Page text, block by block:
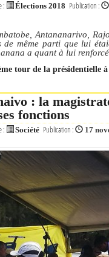
: Élections 2018 Publication :
Antananarivo,
de même parti que lui
a quant à lui
tour de la présidentielle
: la
fonctions
: Société Publication : 17